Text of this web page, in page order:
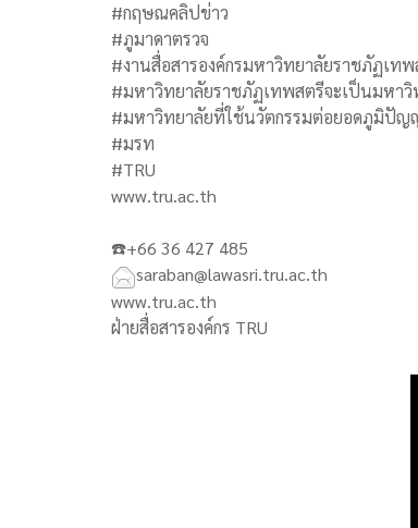
#กฤษณคลิปข่าว
#ภูมาดาตรวจ
#งานสื่อสารองค์กรมหาวิทยาลัยราชภัฏเท
#มหาวิทยาลัยราชภัฏเทพสตรีจะเป็นมหา
#มหาวิทยาลัยที่ใช้นวัตกรรมต่อยอดภูมิปั
#มรท
#TRU
www.tru.ac.th
☎️+66 36 427 485
saraban@lawasri.tru.ac.th
www.tru.ac.th
ฝ่ายสื่อสารองค์กร TRU